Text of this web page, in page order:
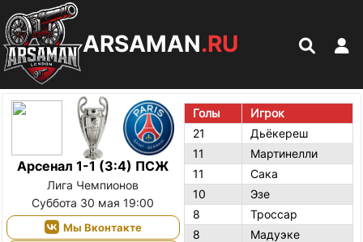
ARSAMAN.RU
Арсенал 1-1 (3:4) ПСЖ
Лига Чемпионов
Суббота 30 мая 19:00
Мы Вконтакте
Голы
Игрок
21
Дьёкереш
11
Мартинелли
11
Сака
10
Эзе
8
Троссар
8
Мадуэке